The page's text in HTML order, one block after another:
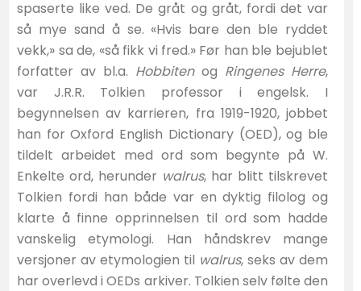
spaserte like ved. De gråt og gråt, fordi det var
så mye sand å se. «Hvis bare den ble ryddet
vekk,» sa de, «så fikk vi fred.» Før han ble bejublet
forfatter av bl.a. Hobbitenog Ringenes Herre,
var J.R.R. Tolkien professor i engelsk. I
begynnelsen av karrieren, fra 1919-1920, jobbet
han for Oxford English Dictionary (OED), og ble
tildelt arbeidet med ord som begynte på W.
Enkelte ord, herunder walrus, har blitt tilskrevet
Tolkien fordi han både var en dyktig filolog og
klarte å finne opprinnelsen til ord som hadde
vanskelig etymologi. Han håndskrev mange
versjoner av etymologien til walrus, seks av dem
har overlevd i OEDs arkiver. Tolkien selv følte den